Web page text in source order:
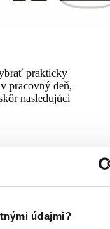
údajmi?
prakticky
pracovný deň,
nasledujúci